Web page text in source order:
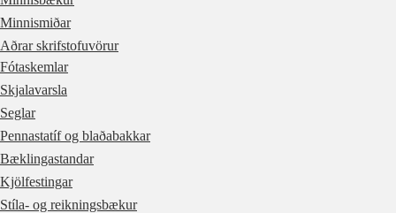
Minnismiðar
Aðrar skrifstofuvörur
Fótaskemlar
Skjalavarsla
Seglar
Pennastatíf og blaðabakkar
Bæklingastandar
Kjölfestingar
Stíla- og reikningsbækur